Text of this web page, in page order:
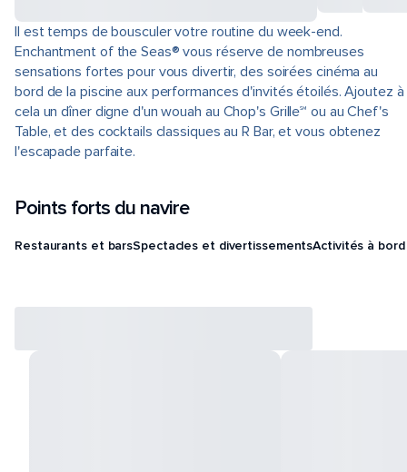
Il est temps de bousculer votre routine du week-end.
Enchantment of the Seas® vous réserve de nombreuses
sensations fortes pour vous divertir, des soirées cinéma au
bord de la piscine aux performances d'invités étoilés. Ajoutez à
cela un dîner digne d'un wouah au Chop's Grille℠ ou au Chef's
Table, et des cocktails classiques au R Bar, et vous obtenez
l'escapade parfaite.
Points forts du navire
Restaurants et barsSpectacles et divertissementsActivités à bord